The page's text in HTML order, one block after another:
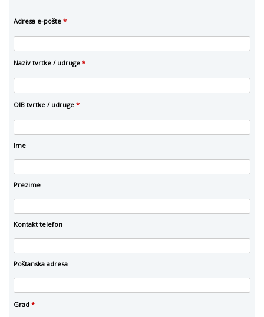
Adresa e-pošte *
Naziv tvrtke / udruge *
OIB tvrtke / udruge *
Ime
Prezime
Kontakt telefon
Poštanska adresa
Grad *